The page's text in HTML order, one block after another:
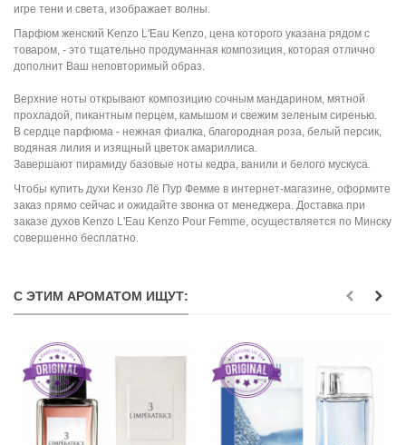
игре тени и света, изображает волны.
Парфюм женский Kenzo L'Eau Kenzo , цена которого указана рядом с
товаром, - это тщательно продуманная композиция, которая отлично
дополнит Ваш неповторимый образ.
Верхние ноты открывают композицию сочным мандарином, мятной
прохладой, пикантным перцем, камышом и свежим зеленым сиренью.
В сердце парфюма - нежная фиалка, благородная роза, белый персик,
водяная лилия и изящный цветок амариллиса.
Завершают пирамиду базовые ноты кедра, ванили и белого мускуса.
Чтобы купить духи Кензо Лё Пур Фемме в интернет-магазине оформите
заказ прямо сейчас и ожидайте звонка от менеджера. Доставка при
заказе духов Kenzo L'Eau Kenzo Pour Femme осуществляется по Минску
совершенно бесплатно.
С ЭТИМ АРОМАТОМ ИЩУТ: